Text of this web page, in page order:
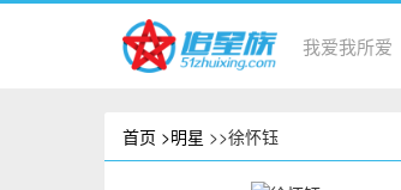
我爱我所爱
首页 >明星 >>徐怀钰